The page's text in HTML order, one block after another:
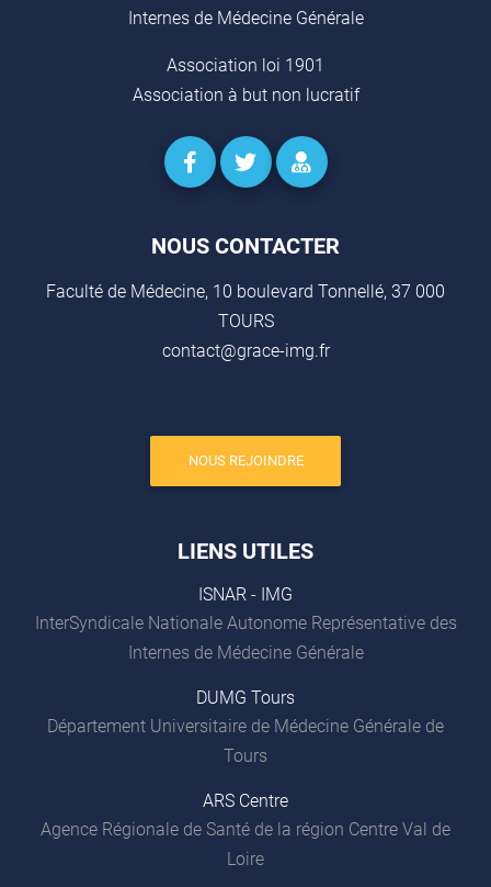
Internes de Médecine Générale
Association loi 1901
Association à but non lucratif
NOUS CONTACTER
Faculté de Médecine, 10 boulevard Tonnellé, 37 000
TOURS
contact@grace-img.fr
NOUS REJOINDRE
LIENS UTILES
ISNAR - IMG
InterSyndicale Nationale Autonome Représentative des
Internes de Médecine Générale
DUMG Tours
Département Universitaire de Médecine Générale de
Tours
ARS Centre
Agence Régionale de Santé de la région Centre Val de
Loire